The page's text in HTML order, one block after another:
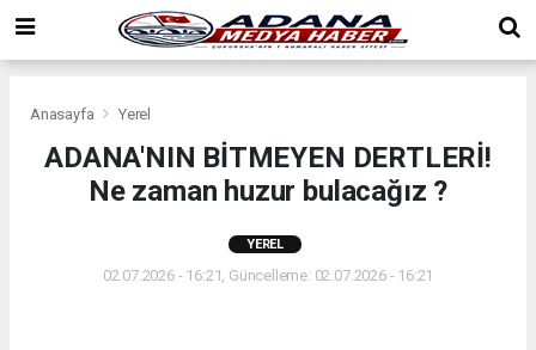
Anasayfa Yerel
ADANA'NIN BİTMEYEN DERTLERİ!
Ne zaman huzur bulacağız ?
YEREL
02.07.2026 - 16:21, Güncelleme: 02.07.2026 - 16:21